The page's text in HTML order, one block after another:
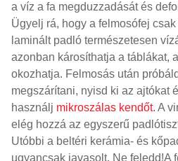
a víz a fa megduzzadását és
Ügyelj rá, hogy a felmosófej
laminált padló természetesen
azonban károsíthatja a táblákat,
okozhatja. Felmosás után
megszárítani, nyisd ki az ajtókat
használj mikroszálas kendőt. A
elég hozzá az egyszerű
Utóbbi a beltéri kerámia- és
ugyancsak javasolt. Ne feledd!A